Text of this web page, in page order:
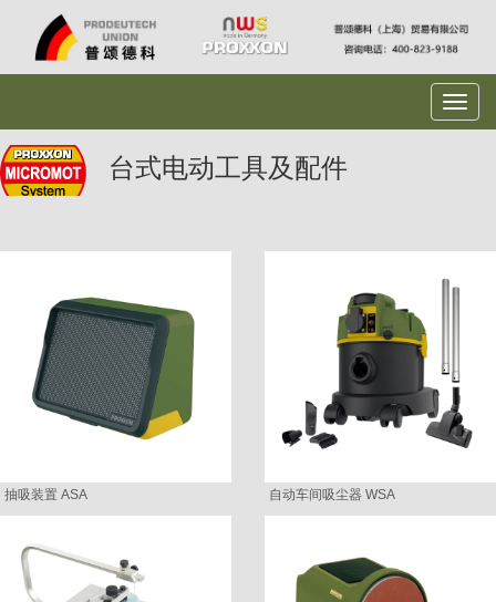
台式电动工具及配件
抽吸装置 ASA 自动车间吸尘器 WSA